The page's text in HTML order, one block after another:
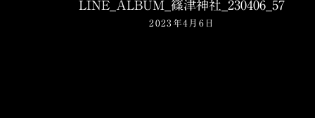
LINE_ALBUM_篠津神社_230406_57
2023年4月6日